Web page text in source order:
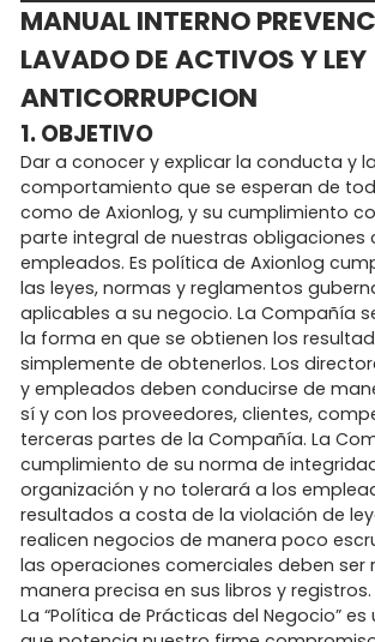
MANUAL INTERNO
LAVADO DE ACTIVOS Y LEY
ANTICORRUPCION
1. OBJETIVO
Dar a conocer y explicar la conducta y
comportamiento que se esperan de
como de Axionlog, y su cumplimiento
parte integral de nuestras obligaciones
empleados. Es política de Axionlog
las leyes, normas y reglamentos
aplicables a su negocio. La Compañía
la forma en que se obtienen los
simplemente de obtenerlos. Los
y empleados deben conducirse de
sí y con los proveedores, clientes,
terceras partes de la Compañía. La
cumplimiento de su norma de
organización y no tolerará a los
resultados a costa de la violación de
realicen negocios de manera poco
las operaciones comerciales deben ser
manera precisa en sus libros y registros.
La “Política de Prácticas del Negocio”